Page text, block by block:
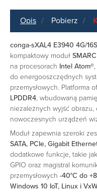
Opis Pobierz
conga-sXAL4 E3940 4G/
kompaktowy moduł
na procesorach Intel Atom®,
do energooszczędnych
przemysłowych. Platforma
LPDDR4, wbudowaną
niezależnych wyjść
nowoczesnych urządzeń
Moduł zapewnia szeroki
SATA, PCIe, Gigabit
dodatkowe funkcje, takie jak
GPIO oraz magistral
przemysłowych -40°C do
Windows 10 IoT, Linux i